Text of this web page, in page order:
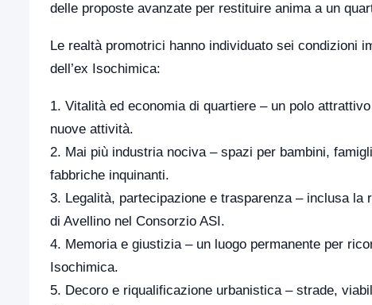
delle proposte avanzate per restituire anima a un
Le realtà promotrici hanno individuato sei condizioni
dell’ex Isochimica:
1. Vitalità ed economia di quartiere – un polo
nuove attività.
2. Mai più industria nociva – spazi per bambini,
fabbriche inquinanti.
3. Legalità, partecipazione e trasparenza – inclusa la
di Avellino nel Consorzio ASI.
4. Memoria e giustizia – un luogo permanente per
Isochimica.
5. Decoro e riqualificazione urbanistica – strade,